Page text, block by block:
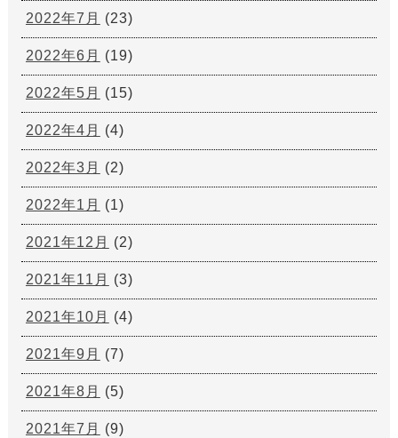
2022年7月 (23)
2022年6月 (19)
2022年5月 (15)
2022年4月 (4)
2022年3月 (2)
2022年1月 (1)
2021年12月 (2)
2021年11月 (3)
2021年10月 (4)
2021年9月 (7)
2021年8月 (5)
2021年7月 (9)